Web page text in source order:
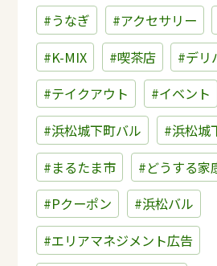
#うなぎ
#アクセサリー
#K-MIX
#喫茶店
#デリ
#テイクアウト
#イベント
#浜松城下町バル
#浜松城
#まるたま市
#どうする家
#Pクーポン
#浜松バル
#エリアマネジメント広告